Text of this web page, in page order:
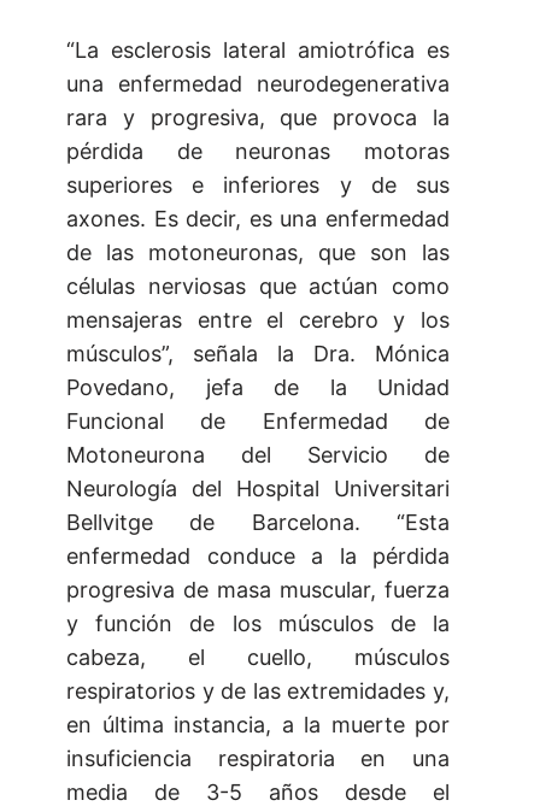
“La esclerosis lateral amiotrófica es
una enfermedad neurodegenerativa
rara y progresiva, que provoca la
pérdida de neuronas motoras
superiores e inferiores y de sus
axones. Es decir, es una enfermedad
de las motoneuronas, que son las
células nerviosas que actúan como
mensajeras entre el cerebro y los
músculos”, señala la Dra. Mónica
Povedano, jefa de la Unidad
Funcional de Enfermedad de
Motoneurona del Servicio de
Neurología del Hospital Universitari
Bellvitge de Barcelona. “Esta
enfermedad conduce a la pérdida
progresiva de masa muscular, fuerza
y función de los músculos de la
cabeza, el cuello, músculos
respiratorios y de las extremidades y,
en última instancia, a la muerte por
insuficiencia respiratoria en una
media de 3-5 años desde el